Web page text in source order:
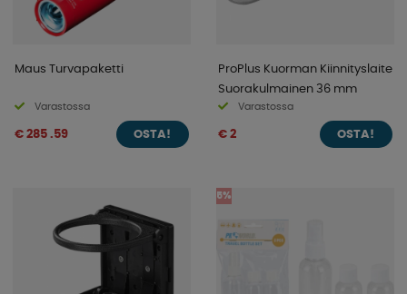
Maus Turvapaketti
Varastossa
€ 285 .59 OSTA!
ProPlus Kuorman Kiinnityslaite
Suorakulmainen 36 mm
Varastossa
€ 2 OSTA!
5%